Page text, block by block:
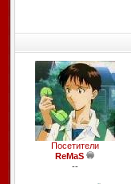
Посетители
ReMaS
--